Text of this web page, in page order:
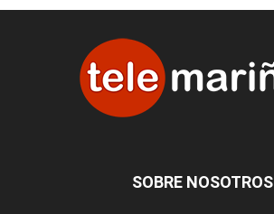
SOBRE NOSOTROS